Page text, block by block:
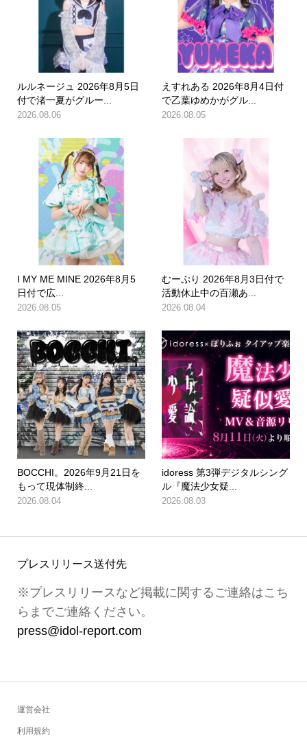
ルルネージュ 2026年8月5日
付で渚一夏がグルー...
2026.08.06
えすれある 2026年8月4日付
で乙葉ゆめかがグル...
2026.08.05
I MY ME MINE 2026年8月5
日付で広...
2026.08.05
むーぷり 2026年8月3日付で
活動休止中の百瀬あ...
2026.08.04
BOCCHI。2026年9月21日を
もって現体制終...
2026.08.04
idoress 第3弾デジタルシング
ル『魔法少女疑...
2026.08.03
プレスリリース送付先
※プレスリリースなど掲載に関するご連絡はこち
らまでご連絡ください。
press@idol-report.com
運営会社
利用規約